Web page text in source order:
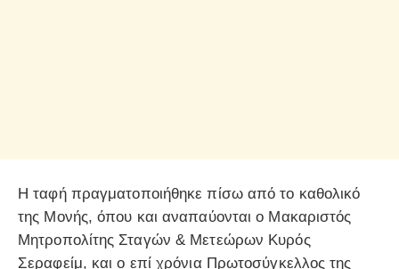
Η ταφή πραγματοποιήθηκε πίσω από το καθολικό
της Μονής, όπου και αναπαύονται ο Μακαριστός
Μητροπολίτης Σταγών & Μετεώρων Κυρός
Σεραφείμ, και ο επί χρόνια Πρωτοσύγκελλος της